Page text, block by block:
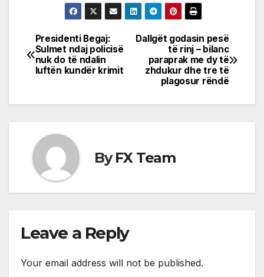
Post
navigation
Dallgët godasin pesë
të rinj – bilanc
paraprak me dy të
zhdukur dhe tre të
plagosur rëndë
Presidenti Begaj:
Sulmet ndaj policisë
nuk do të ndalin
luftën kundër krimit
ByFX Team
Leave a Reply
Your email address will not be published.